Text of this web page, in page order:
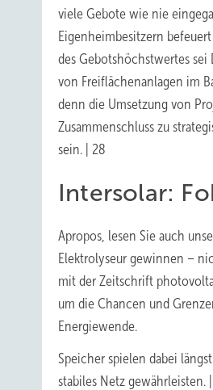
viele Gebote wie nie
Eigenheimbesitzern
des Gebotshöchstwertes
von Freiflächenanlagen im
denn die Umsetzung von
Zusammenschluss zu
sein. | 28
Intersolar:
Apropos, lesen Sie auch
Elektrolyseur gewinnen –
mit der Zeitschrift
um die Chancen und
Energiewende.
Speicher spielen dabei
stabiles Netz gewährleisten.